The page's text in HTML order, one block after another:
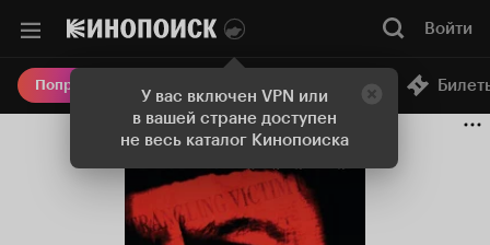
У вас включен VPN или
в вашей стране доступен
не весь каталог Кинопоиска
Войти
Попробовать Плюс Онлайн-кинотеатр